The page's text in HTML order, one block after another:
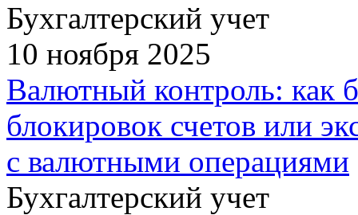
Бухгалтерский учет
10 ноября 2025
Валютный контроль: как
блокировок счетов или
с валютными операциями
Бухгалтерский учет